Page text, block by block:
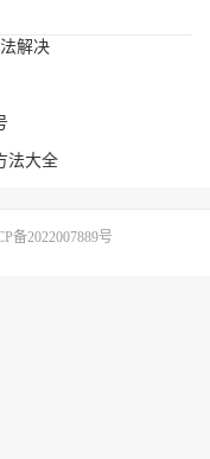
解决
法大全
备2022007889号